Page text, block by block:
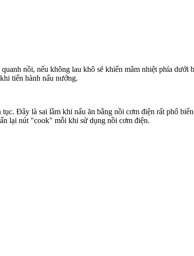
nồi, nếu không lau khô sẽ khiến mâm nhiệt phía
tiến hành nấu nướng.
Đây là sai lầm khi nấu ăn bằng nồi cơm điện rất phổ
lại nút "cook" mỗi khi sử dụng nồi cơm điện.